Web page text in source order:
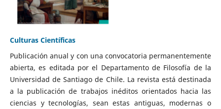
Culturas Científicas
Publicación anual y con una convocatoria permanentemente
abierta, es editada por el Departamento de Filosofía de la
Universidad de Santiago de Chile. La revista está destinada
a la publicación de trabajos inéditos orientados hacia las
ciencias y tecnologías, sean estas antiguas, modernas o